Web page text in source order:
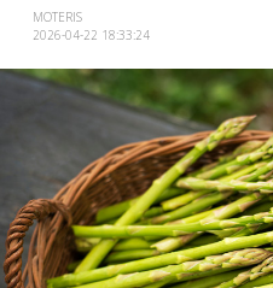
GROŽIS
APIE MANE
PSICHOLOGIJA
MOTERIS
2026-04-22 18:33:24